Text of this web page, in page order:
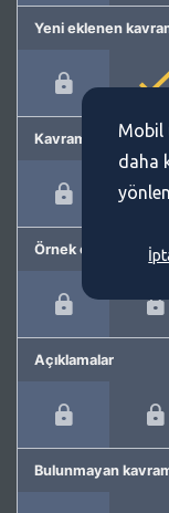
Yeni eklenen
Kavram önerme
Örnek cümleler
Açıklamalar
Bulunmayan
Mobil
daha